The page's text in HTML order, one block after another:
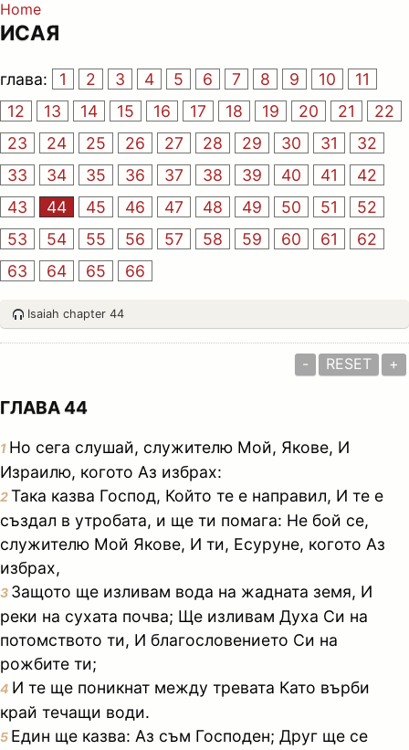
Home
ИСАЯ
глава: 1 2 3 4 5 6 7 8 9 10
11
12
13 14 15 16 17 18 19 20 21
22
23
24 25 26 27 28 29 30 31
32
33
34 35 36 37 38 39 40 41
42
43
44 45 46 47 48 49 50 51
52
53
54 55 56 57 58 59 60 61
62
63
64 65 66
Isaiah chapter 44
- RESET +
ГЛАВА 44
1 Но сега слушай, служителю Мой, Якове, И
Израилю, когото Аз избрах:
2Така казва Господ, Който те е направил, И те е
създал в утробата, и ще ти помага: Не бой се,
служителю Мой Якове, И ти, Есуруне, когото Аз
избрах,
3 Защото ще изливам вода на жадната земя, И
реки на сухата почва; Ще изливам Духа Си на
потомството ти, И благословението Си на
рожбите ти;
4 И те ще поникнат между тревата Като върби
край течащи води.
5 Един ще казва: Аз съм Господен; Друг ще се